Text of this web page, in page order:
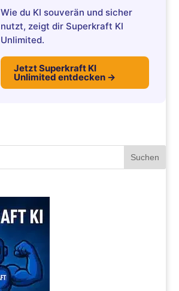
Wie du KI souverän und sicher
nutzt, zeigt dir Superkraft KI
Unlimited.
Jetzt Superkraft KI
Unlimited entdecken →